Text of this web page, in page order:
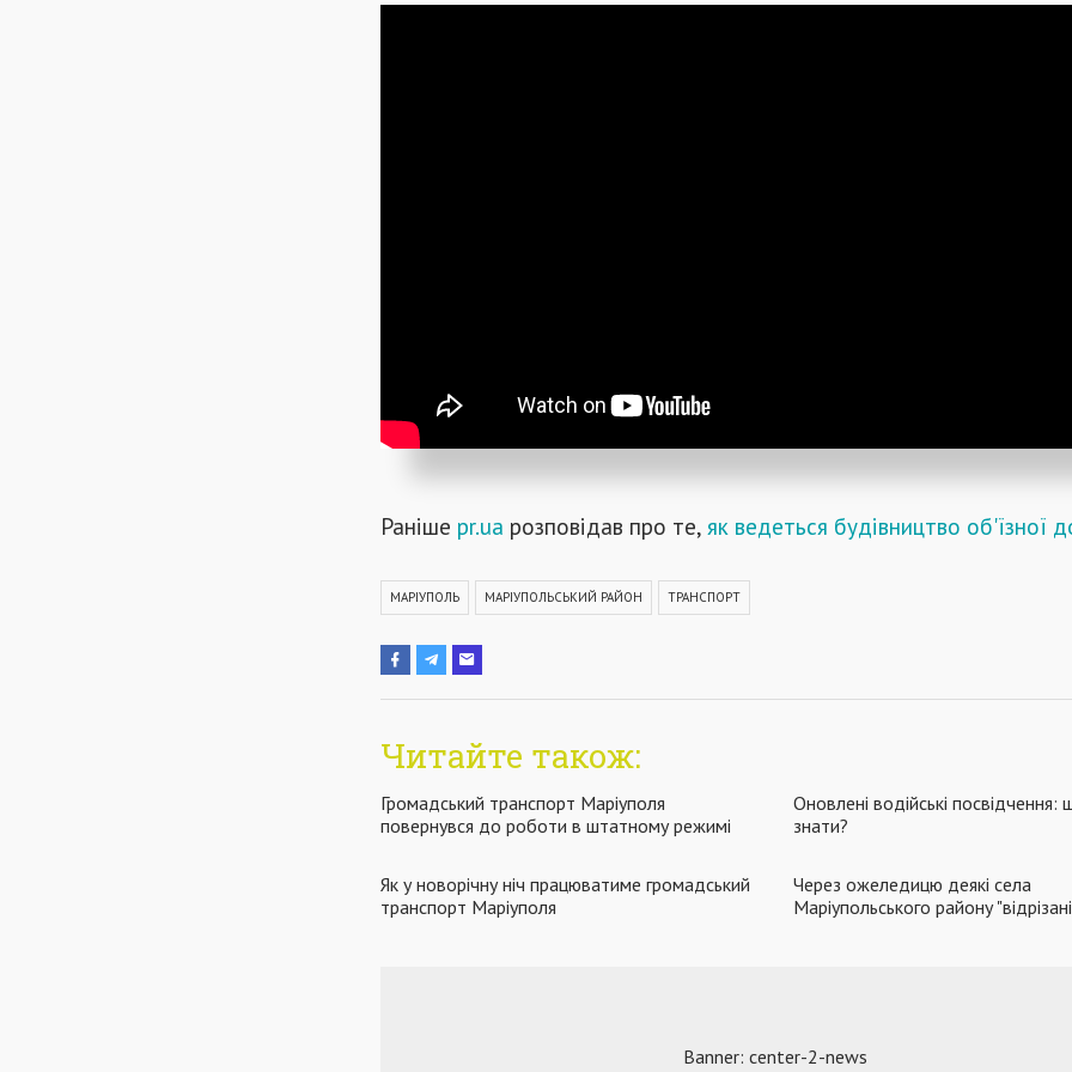
Раніше pr.ua розповідав про те, як ведеться будівництво об'їзної
МАРІУПОЛЬ МАРІУПОЛЬСЬКИЙ РАЙОН ТРАНСПОРТ
Читайте також:
Громадський транспорт Маріуполя
повернувся до роботи в штатному режимі
Оновлені водійські посвідчення:
знати?
Як у новорічну ніч працюватиме громадський
транспорт Маріуполя
Через ожеледицю деякі села
Маріупольського району